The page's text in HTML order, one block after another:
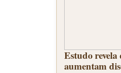
Estudo revela
aumentam